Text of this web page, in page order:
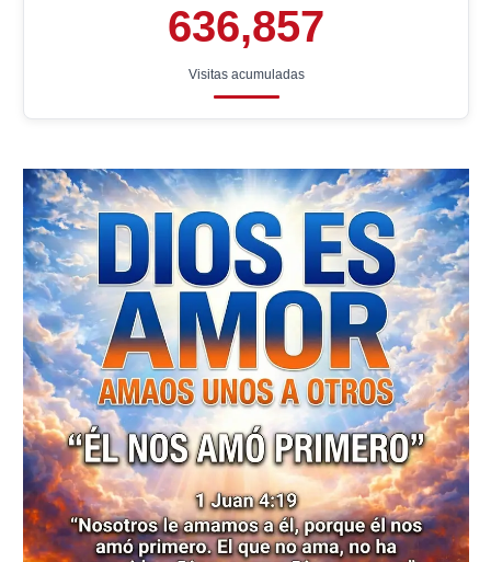
636,857
Visitas acumuladas